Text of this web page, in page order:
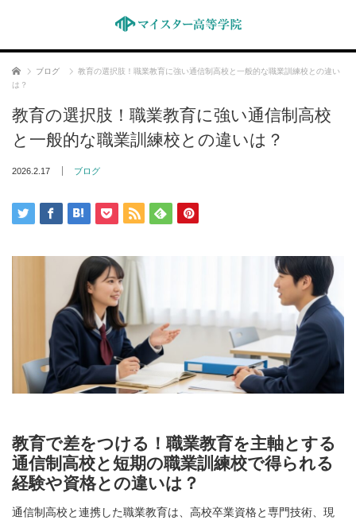
ホーム ブログ
教育の選択肢！職業教育に強い通信制高校と一般的な職業訓練校との違い
は？
教育の選択肢！職業教育に強い通信制高校
と一般的な職業訓練校との違いは？
2026.2.17 ブログ
教育で差をつける！職業教育を主軸とする
通信制高校と短期の職業訓練校で得られる
経験や資格との違いは？
通信制高校と連携した職業教育は、高校卒業資格と専門技術、現